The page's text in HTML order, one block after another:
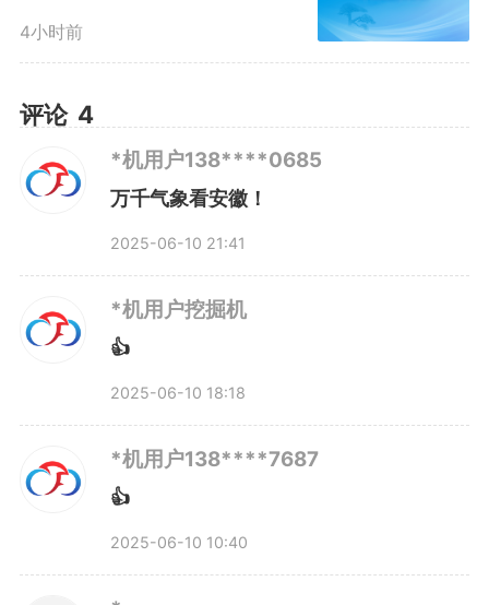
肥，不仅有中科大这样的高校，还
有一批在全国都具备知名度的企
业。”
作为网络正能量大V，“明
叔”更关注个人所从事的工作，如
何在网络时代发挥个人的正向作
用，为社会和谐稳定和共识的形成
“我们受益于时代和流量，但
需要对流量有理性和正确的认识。
流量固然好，但是我们更要有敬畏
9958元…
4小时前
评论 4
*机用户138****0685
万千气象看安徽！
2025-06-10 21:41
*机用户挖掘机
👍
2025-06-10 18:18
*机用户138****7687
👍
2025-06-10 10:40